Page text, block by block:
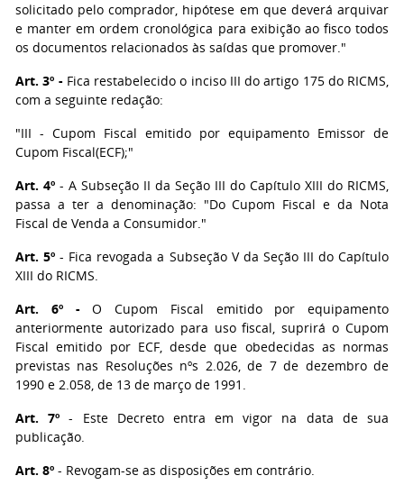
solicitado pelo comprador, hipótese em que deverá arquivar
e manter em ordem cronológica para exibição ao fisco todos
os documentos relacionados às saídas que promover."
Art. 3º -Fica restabelecido o inciso III do artigo 175 do RICMS,
com a seguinte redação:
"III - Cupom Fiscal emitido por equipamento Emissor de
Cupom Fiscal(ECF);"
Art. 4º - A Subseção II da Seção III do Capítulo XIII do RICMS,
passa a ter a denominação: "Do Cupom Fiscal e da Nota
Fiscal de Venda a Consumidor."
Art. 5º - Fica revogada a Subseção V da Seção III do Capítulo
XIII do RICMS.
Art. 6º -O Cupom Fiscal emitido por equipamento
anteriormente autorizado para uso fiscal, suprirá o Cupom
Fiscal emitido por ECF, desde que obedecidas as normas
previstas nas Resoluções nºs 2.026, de 7 de dezembro de
1990 e 2.058, de 13 de março de 1991.
Art. 7º - Este Decreto entra em vigor na data de sua
publicação.
Art. 8º - Revogam-se as disposições em contrário.